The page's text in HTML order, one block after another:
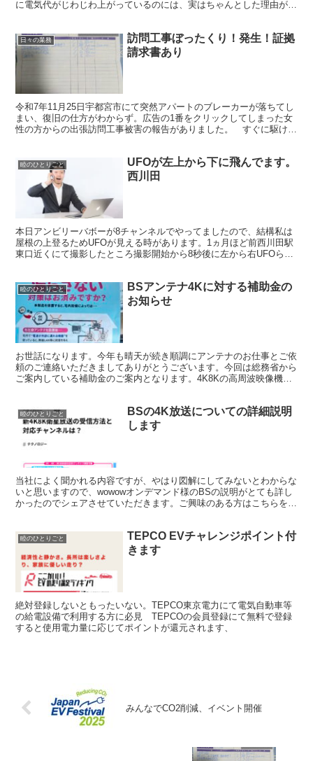
に電気代がじわじわ上がっているのには、実はちゃんとした理由があ
日々の業務
訪問工事ぼったくり！発生！証拠
請求書あり
令和7年11月25日宇都宮市にて突然アパートのブレーカーが落ちてし
まい、復旧の仕方がわからず。広告の1番をクリックしてしまった女
性の方からの出張訪問工事被害の報告がありました。 すぐに駆けつ
睦のひとりごと
UFOが左上から下に飛んでます。
西川田
本日アンビリーバボーが8チャンネルでやってましたので、結構私は
屋根の上登るためUFOが見える時があります。1ヵ月ほど前西川田駅
東口近くにて撮影したところ撮影開始から8秒後に左から右UFOらし
睦のひとりごと
BSアンテナ4Kに対する補助金の
お知らせ
お世話になります。今年も晴天が続き順調にアンテナのお仕事とご依
頼のご連絡いただきましてありがとうございます。今回は総務省から
ご案内している補助金のご案内となります。4K8Kの高周波映像機器
睦のひとりごと
BSの4K放送についての詳細説明
します
当社によく聞かれる内容ですが、やはり図解にしてみないとわからな
いと思いますので、wowowオンデマンド様のBSの説明がとても詳し
かったのでシェアさせていただきます。ご興味のある方はこちらを記
睦のひとりごと
TEPCO EVチャレンジポイント付
きます
絶対登録しないともったいない。TEPCO東京電力にて電気自動車等
の給電設備で利用する方に必見 TEPCOの会員登録にて無料で登録
すると使用電力量に応じてポイントが還元されます、
みんなでCO2削減、イベント開催